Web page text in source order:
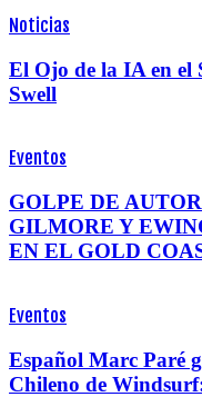
Noticias
El Ojo de la IA en
Swell
Eventos
GOLPE DE
GILMORE Y
EN EL GOLD
Eventos
Español Marc Paré
Chileno de